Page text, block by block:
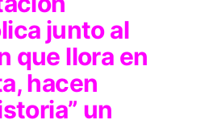
junto al
que llora en
hacen
un